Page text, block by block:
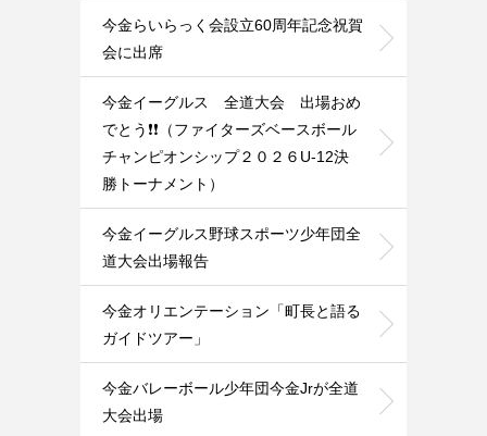
今金らいらっく会設立60周年記念祝賀
会に出席
今金イーグルス 全道大会 出場おめ
でとう❗️❗️（ファイターズベースボール
チャンピオンシップ２０２６U-12決
勝トーナメント）
今金イーグルス野球スポーツ少年団全
道大会出場報告
今金オリエンテーション「町長と語る
ガイドツアー」
今金バレーボール少年団今金Jrが全道
大会出場